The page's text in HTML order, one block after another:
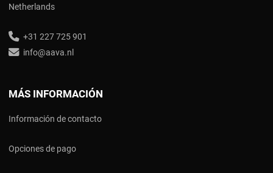
Netherlands
+31 227 725 901
info@aava.nl
MÁS INFORMACIÓN
Información de contacto
Opciones de pago